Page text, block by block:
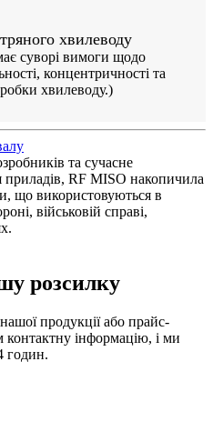
хвилеводу
суворі вимоги щодо
концентричності та
хвилеводу.)
та сучасне
RF MISO накопичила
що використовуються в
військовій справі,
розсилку
продукції або прайс-
контактну інформацію, і ми
годин.